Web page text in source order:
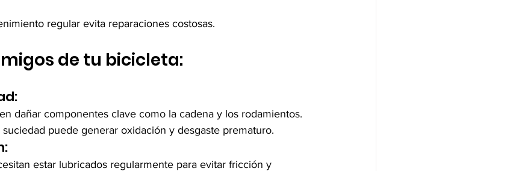
regular evita reparaciones costosas.
de tu bicicleta:
dañar componentes clave como la cadena y los rodamientos.
puede generar oxidación y desgaste prematuro.
estar lubricados regularmente para evitar fricción y